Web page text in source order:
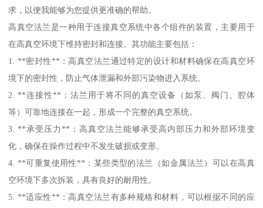
求，以便我能够为您提供更准确的帮助。
高真空法兰是一种用于连接真空系统中各个组件的装置，主要用于
在高真空环境下维持密封和连接。其功能主要包括：
1. **密封性**：高真空法兰通过特定的设计和材料确保在高真空环
境下的密封性，防止气体泄漏和外部污染物进入系统。
2. **连接性**：法兰用于将不同的真空设备（如泵、阀门、腔体
等）可靠地连接在一起，形成一个完整的真空系统。
3. **承受压力**：高真空法兰能够承受高内部压力和外部环境变
化，确保在操作过程中不发生破损或变形。
4. **可重复使用性**：某些类型的法兰（如金属法兰）可以在高真
空环境下多次拆装，具有良好的耐用性。
5. **适应性**：高真空法兰有多种规格和材料，可以根据不同的应